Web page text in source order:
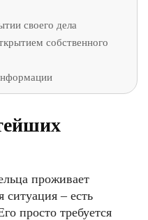
своего дела
собственного
проживает
ситуация – есть
просто требуется